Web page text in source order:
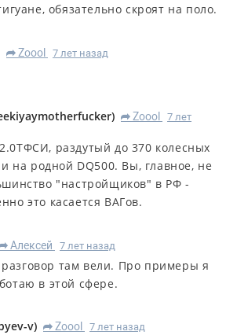
обязательно скроят на поло.
R Zoool 7 лет назад
) R Zoool
7 лет
раздутый до 370 колесных
на родной DQ500. Вы, главное, не
"настройщиков" в РФ -
это касается ВАГов.
Алексей 7 лет назад
там вели. Про примеры я
в этой сфере.
v) R Zoool 7 лет назад